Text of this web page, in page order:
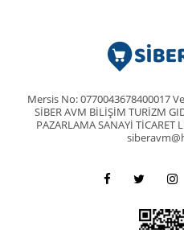
Mersis No: 0770043678400017
SİBER AVM BİLİŞİM TURİZM
PAZARLAMA SANAYİ